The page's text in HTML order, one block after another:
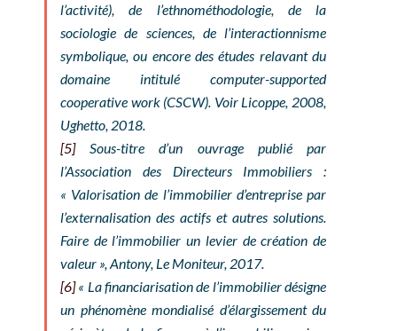
l’activité), de l’ethnométhodologie, de la
sociologie de sciences, de l’interactionnisme
symbolique, ou encore des études relavant du
domaine intitulé computer-supported
cooperative work(CSCW). Voir Licoppe, 2008,
Ughetto, 2018.
[5]Sous-titre d’un ouvrage publié par
l’Association des Directeurs Immobiliers :
« Valorisation de l’immobilier d’entreprise par
l’externalisation des actifs et autres solutions.
Faire de l’immobilier un levier de création de
valeur », Antony, Le Moniteur, 2017.
[6]« La financiarisation de l’immobilier désigne
un phénomène mondialisé d’élargissement du